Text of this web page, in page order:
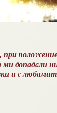
ми допадали
и с